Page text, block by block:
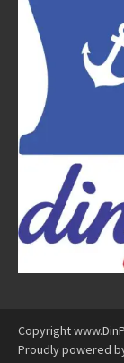
Copyright
Proudly powered